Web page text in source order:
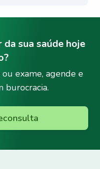
sua saúde hoje
exame, agende e
burocracia.